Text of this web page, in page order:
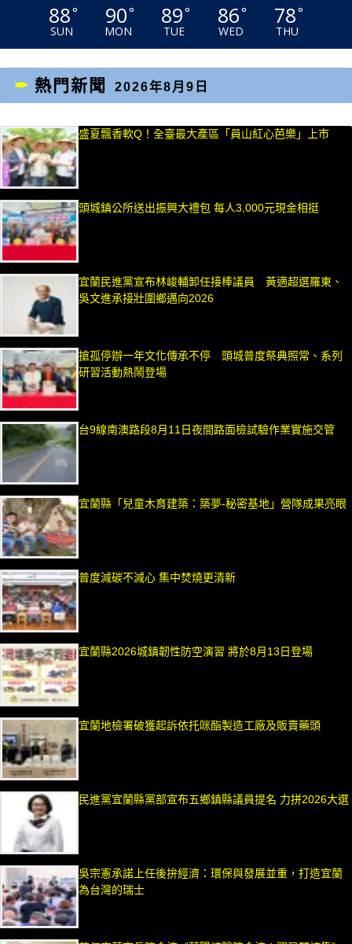
88°
SUN
90°
MON
89°
TUE
86°
WED
78°
THU
熱門新聞 2026年8月9日
盛夏飄香軟Q！全臺最大產區「員山紅心芭樂」上市
頭城鎮公所送出振興大禮包 每人3,000元現金相挺
宜蘭民進黨宣布林峻輔卸任接棒議員 黃適超選羅東、
吳文進承接壯圍鄉邁向2026
搶孤停辦一年文化傳承不停 頭城普度祭典照常、系列
研習活動熱鬧登場
台9線南澳路段8月11日夜間路面檢試驗作業實施交管
宜蘭縣「兒童木育建築：築夢-秘密基地」營隊成果亮眼
普度減碳不減心 集中焚燒更清新
宜蘭縣2026城鎮韌性防空演習 將於8月13日登場
宜蘭地檢署破獲起訴依托咪酯製造工廠及販賣藥頭
民進黨宜蘭縣黨部宣布五鄉鎮縣議員提名 力拼2026大選
吳宗憲承諾上任後拚經濟：環保與發展並重，打造宜蘭
為台灣的瑞士